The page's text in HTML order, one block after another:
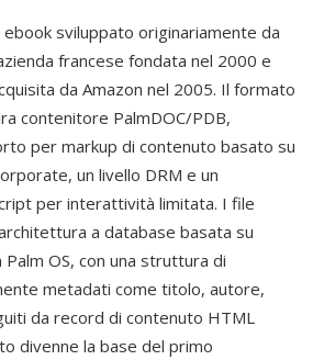
sviluppato originariamente da
francese fondata nel 2000 e
da Amazon nel 2005. Il formato
contenitore PalmDOC/PDB,
per markup di contenuto basato su
un livello DRM e un
per interattività limitata. I file
a database basata su
OS, con una struttura di
metadati come titolo, autore,
da record di contenuto HTML
divenne la base del primo